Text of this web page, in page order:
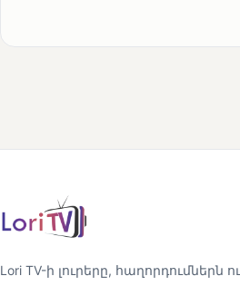
Lori TV-ի լուրերը, հաղորդումներն ու